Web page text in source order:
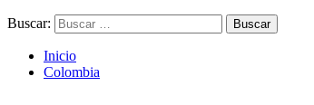
Buscar:
Inicio
Colombia